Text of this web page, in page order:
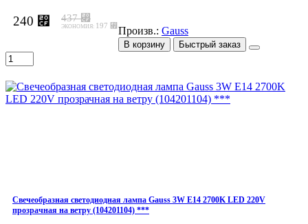
240 ⃏ 437 ⃏
ЭКОНОМИЯ: 197 ⃏ Произв.: Gauss
В корзину Быстрый заказ
Свечеобразная светодиодная лампа Gauss 3W E14 2700K LED 220V
прозрачная на ветру (104201104) ***